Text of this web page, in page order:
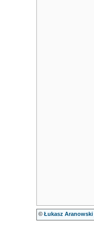
© Łukasz Aranowski